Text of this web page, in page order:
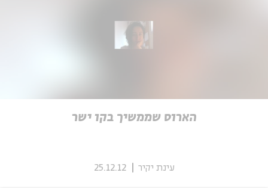
אנגלית
הארוס שממשיך בקו ישר
עינת יקיר 25.12.12